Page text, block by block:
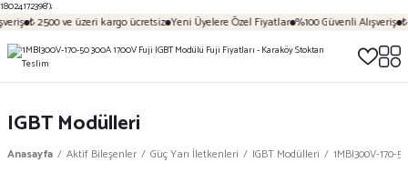
18024172398');
₺ 2500 ve üzeri kargo ücretsiz Yeni Üyelere Özel Fiyatlar %100 Güvenli Alışveriş ₺
IGBT Modülleri
Anasayfa Aktif Bileşenler Güç Yarı İletkenleri IGBT Modülleri 1MBI300V-170-